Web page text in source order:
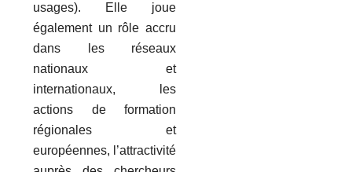
usages). Elle joue
également un rôle accru
dans les réseaux
nationaux et
internationaux, les
actions de formation
régionales et
européennes, l’attractivité